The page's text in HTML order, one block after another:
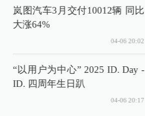
岚图汽车3月交付10012辆 同比
大涨64%
04-06 20:02
“以用户为中心” 2025 ID. Day -
ID. 四周年生日趴
04-06 20:17